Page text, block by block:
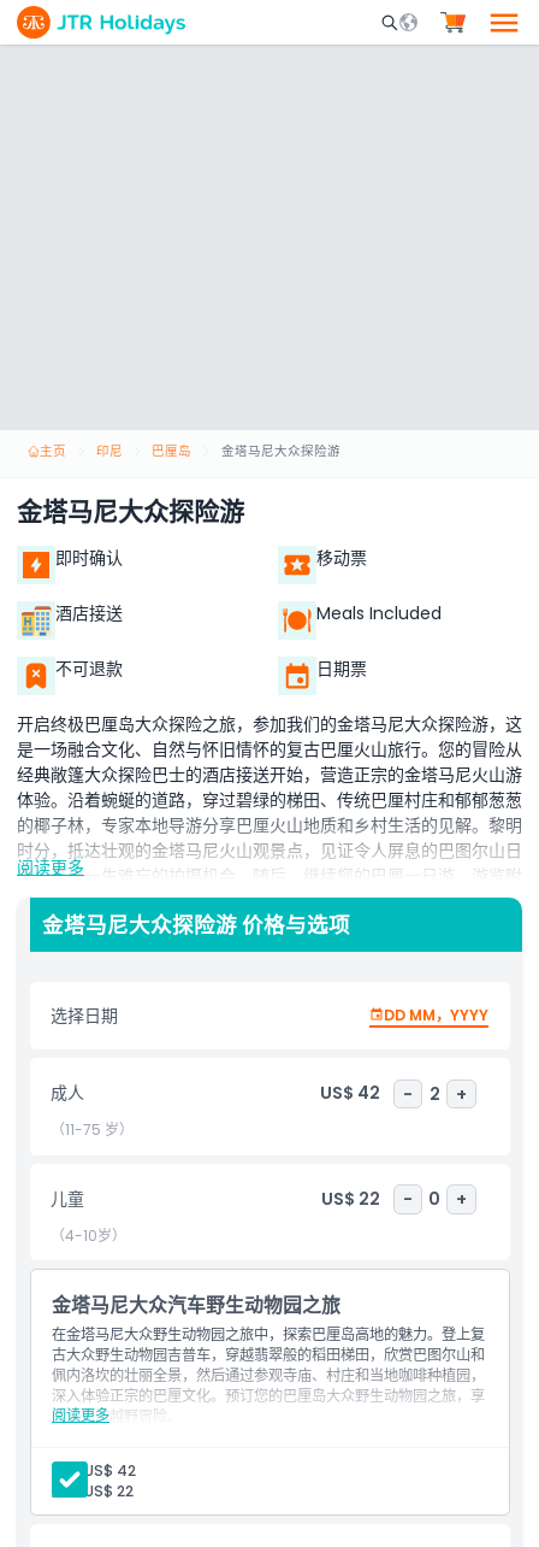
Mobile Search
主页 印尼 巴厘岛 金塔马尼大众探险游
金塔马尼大众探险游
即时确认 移动票
酒店接送 Meals Included
不可退款 日期票
开启终极巴厘岛大众探险之旅，参加我们的金塔马尼大众探险游，这
是一场融合文化、自然与怀旧情怀的复古巴厘火山旅行。您的冒险从
经典敞篷大众探险巴士的酒店接送开始，营造正宗的金塔马尼火山游
体验。沿着蜿蜒的道路，穿过碧绿的梯田、传统巴厘村庄和郁郁葱葱
的椰子林，专家本地导游分享巴厘火山地质和乡村生活的见解。黎明
时分，抵达壮观的金塔马尼火山观景点，见证令人屏息的巴图尔山日
出，这是一生难忘的拍摄机会。随后，继续您的巴厘一日游，游览附
近的咖啡种植园，了解传统巴厘咖啡制作过程，品尝新鲜冲泡的麝香
猫咖啡，漫步于芬芳的丁香和香草园中。小团体规模，舒适的往返酒
店接送，悠闲的节奏，这次巴厘大众探险游非常适合家庭、情侣和独
验还是越野刺激，我们的大众探险游都将带来一次沉浸式、环保的巴
厘岛中部高地之旅。立即预订金塔马尼大众探险游，以永恒的风采重
亮点
包含项
儿童成人政策
接车时间 送车时间
不适合
位置
阅读更多
金塔马尼大众探险游 价格与选项
选择日期 DD MM，YYYY
成人 US$ 42 - 2 +
（11-75 岁）
儿童 US$ 22 - 0 +
（4-10岁）
金塔马尼大众汽车野生动物园之旅
在金塔马尼大众野生动物园之旅中，探索巴厘岛高地的魅力。登上复
古大众野生动物园吉普车，穿越翡翠般的稻田梯田，欣赏巴图尔山和
佩内洛坎的壮丽全景，然后通过参观寺庙、村庄和当地咖啡种植园，
深入体验正宗的巴厘文化。预订您的巴厘岛大众野生动物园之旅，享
受难忘的越野冒险。
阅读更多
上午7:00 – 8:00
上午8:00
上午探索传统巴厘岛住宅并停留巴图安寺
成人: US$ 42
儿童:
US$ 22